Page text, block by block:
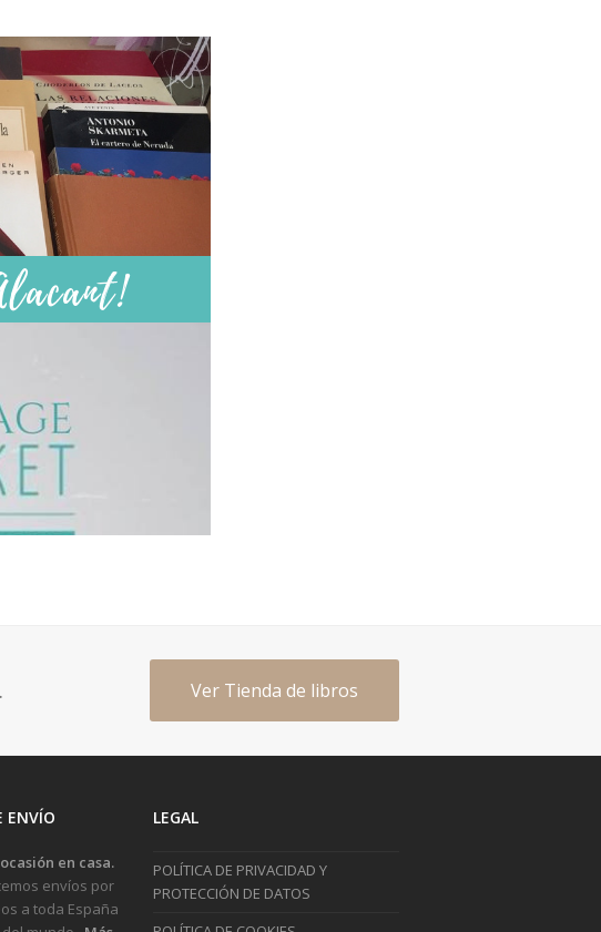
Ver Tienda de libros
ENVÍO
en casa.
envíos por
a toda España
LEGAL
POLÍTICA DE PRIVACIDAD Y
PROTECCIÓN DE DATOS